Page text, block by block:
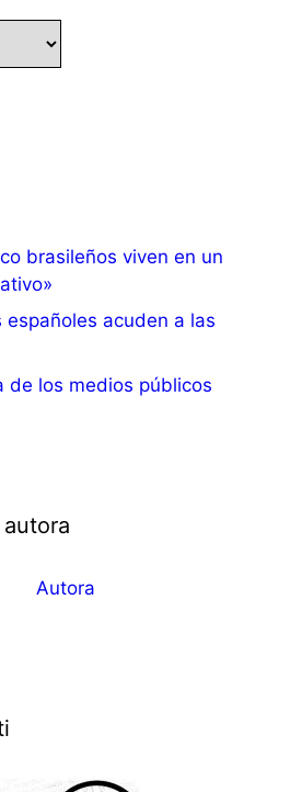
brasileños viven en un
españoles acuden a las
de los medios públicos